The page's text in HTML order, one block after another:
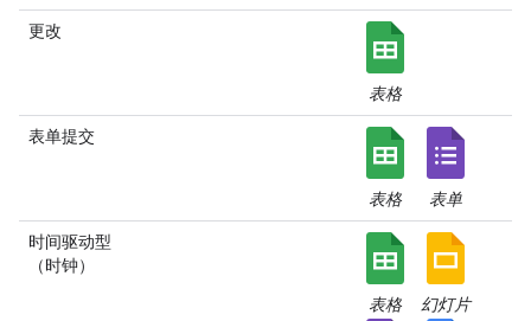
更改
表格
表单提交
表格 表单
时间驱动型
（时钟）
表格 幻灯片